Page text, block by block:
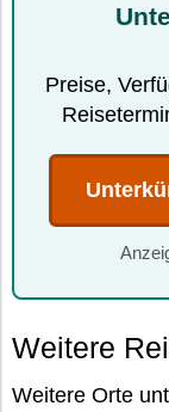
Preise,
Weitere
Weitere Orte